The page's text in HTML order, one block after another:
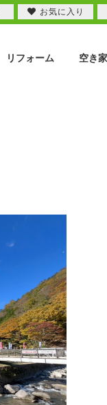
リフォーム 空き
お気に入り